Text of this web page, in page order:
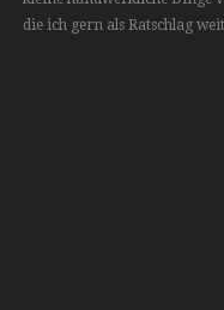
die ich gern als Ratschlag